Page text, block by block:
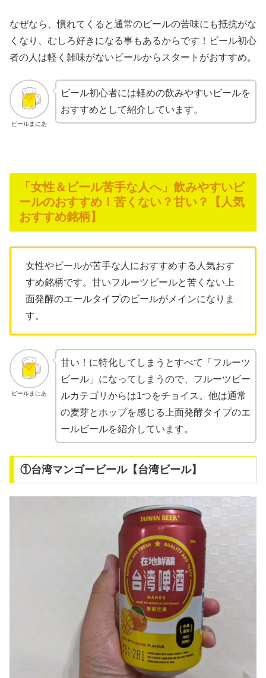
なぜなら、慣れてくると通常のビールの苦味にも抵抗がな
くなり、むしろ好きになる事もあるからです！ビール初心
者の人は軽く雑味がないビールからスタートがおすすめ。
ビールまにあ
ビール初心者には軽めの飲みやすいビールを
おすすめとして紹介しています。
「女性＆ビール苦手な人へ」飲みやすいビ
ールのおすすめ！苦くない？甘い？【人気
おすすめ銘柄】
女性やビールが苦手な人におすすめする人気おす
すめ銘柄です。甘いフルーツビールと苦くない上
面発酵のエールタイプのビールがメインになりま
す。
ビールまにあ
甘い！に特化してしまうとすべて「フルーツ
ビール」になってしまうので、フルーツビー
ルカテゴリからは1つをチョイス。他は通常
の麦芽とホップを感じる上面発酵タイプのエ
ールビールを紹介しています。
①台湾マンゴービール【台湾ビール】